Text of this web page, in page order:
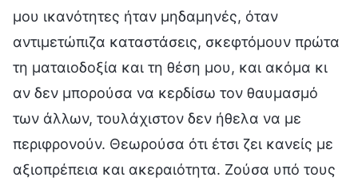
μου ικανότητες ήταν μηδαμηνές, όταν
αντιμετώπιζα καταστάσεις, σκεφτόμουν πρώτα
τη ματαιοδοξία και τη θέση μου, και ακόμα κι
αν δεν μπορούσα να κερδίσω τον θαυμασμό
των άλλων, τουλάχιστον δεν ήθελα να με
περιφρονούν. Θεωρούσα ότι έτσι ζει κανείς με
αξιοπρέπεια και ακεραιότητα. Ζούσα υπό τους